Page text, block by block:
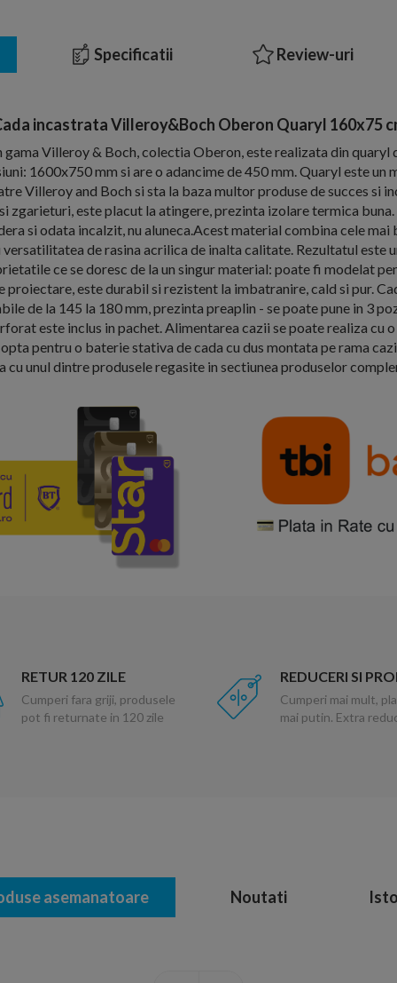
Specificatii Review-uri
incastrata Villeroy&Boch Oberon Quaryl 160x75
Villeroy & Boch, colectia Oberon, este realizata din quaryl
1600x750 mm si are o adancime de 450 mm. Quaryl este un
Villeroy and Boch si sta la baza multor produse de succes si
zgarieturi, este placut la atingere, prezinta izolare termica
si odata incalzit, nu aluneca.Acest material combina cele
de rasina acrilica de inalta calitate. Rezultatul este
ce se doresc de la un singur material: poate fi modelat
proiectare, este durabil si rezistent la imbatranire, cald si pur.
de la 145 la 180 mm, prezinta preaplin - se poate pune in 3
este inclus in pachet. Alimentarea cazii se poate realiza cu
pentru o baterie stativa de cada cu dus montata pe rama
cu unul dintre produsele regasite in sectiunea produselor
RETUR 120 ZILE
Cumperi fara griji, produsele
pot fi returnate in 120 zile
REDUCERI SI
Cumperi mai mult,
mai putin. Extra
asemanatoare Noutati